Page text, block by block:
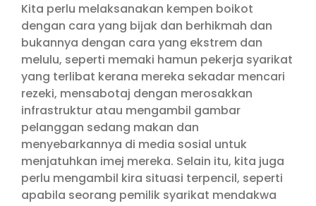
Kita perlu melaksanakan kempen boikot
dengan cara yang bijak dan berhikmah dan
bukannya dengan cara yang ekstrem dan
melulu, seperti memaki hamun pekerja syarikat
yang terlibat kerana mereka sekadar mencari
rezeki, mensabotaj dengan merosakkan
infrastruktur atau mengambil gambar
pelanggan sedang makan dan
menyebarkannya di media sosial untuk
menjatuhkan imej mereka. Selain itu, kita juga
perlu mengambil kira situasi terpencil, seperti
apabila seorang pemilik syarikat mendakwa